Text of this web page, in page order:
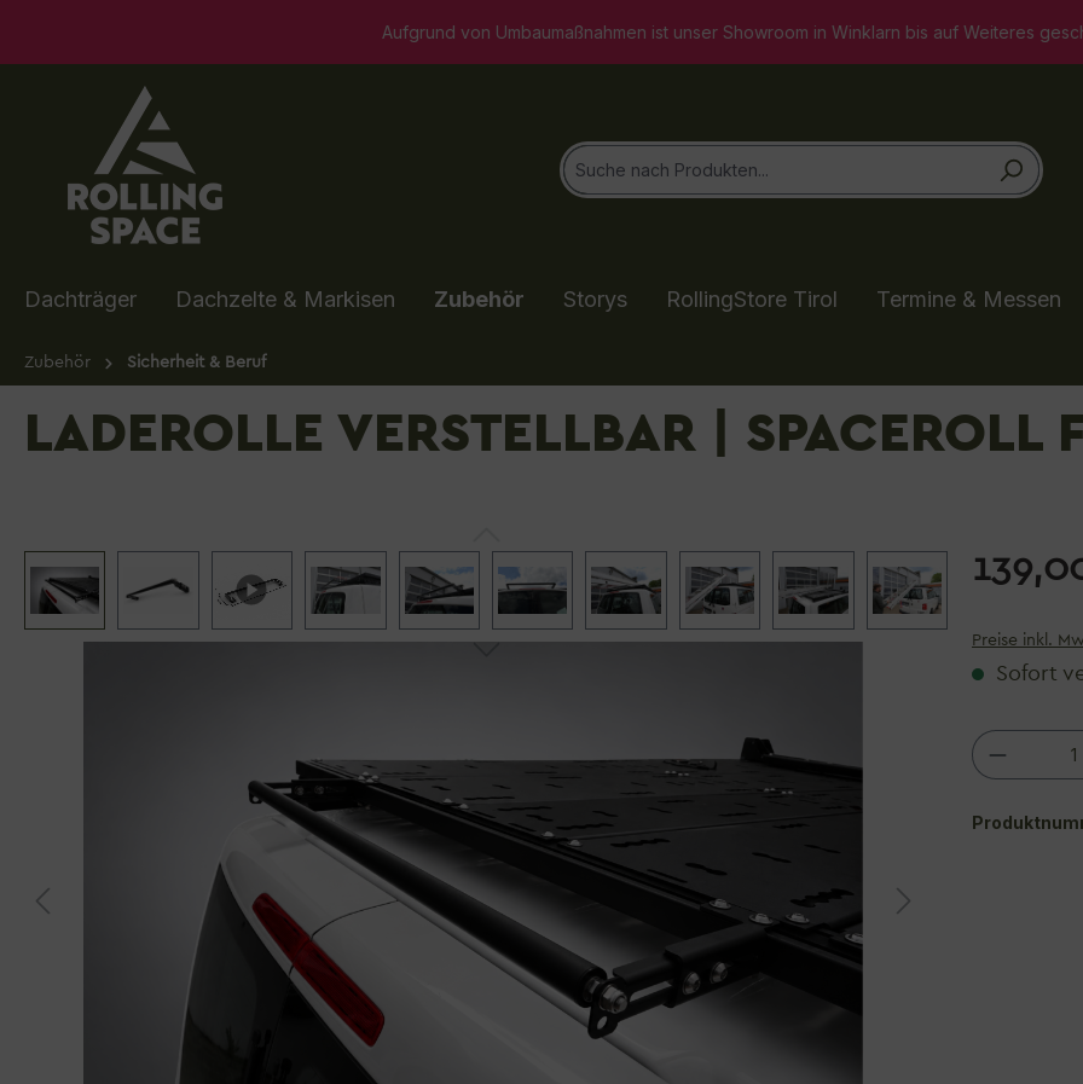
Aufgrund von Umbaumaßnahmen ist unser Showroom in Winklarn bis auf Weiteres geschlossen.
Dachträger Dachzelte & Markisen Zubehör Storys RollingStore Tirol Termine & Messen
Zubehör Sicherheit & Beruf
LADEROLLE VERSTELLBAR | SPACEROLL
Bildergalerie überspringen
Preise inkl.
Sofort